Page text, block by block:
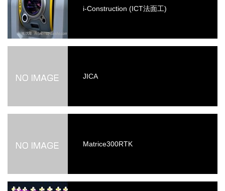
i-Construction (ICT法面工)
JICA
Matrice300RTK